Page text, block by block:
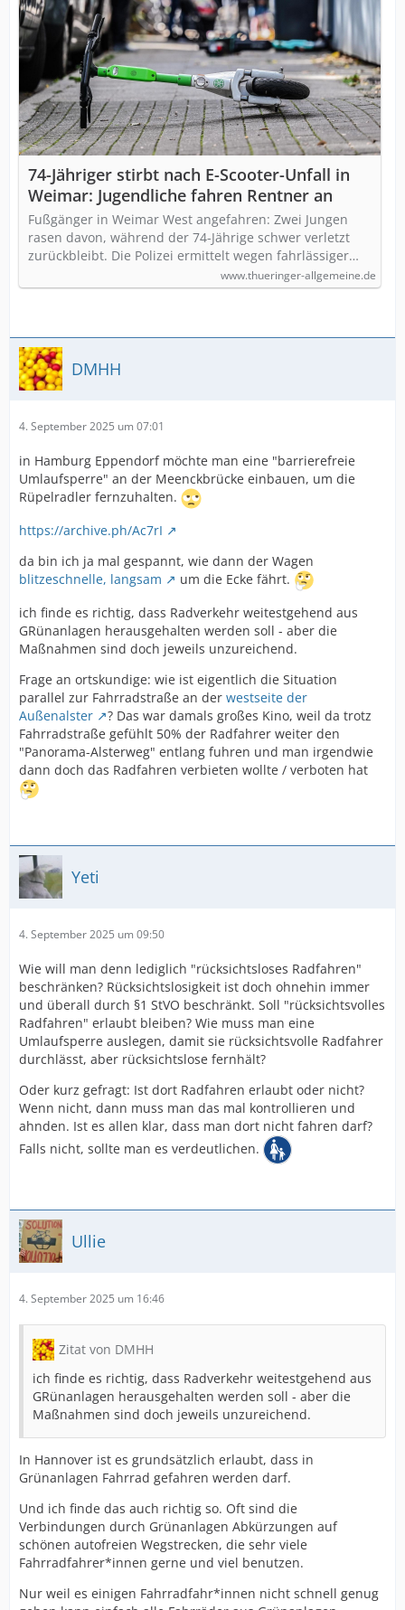
74-Jähriger stirbt nach E-Scooter-Unfall in
Weimar: Jugendliche fahren Rentner an
Fußgänger in Weimar West angefahren: Zwei Jungen
rasen davon, während der 74-Jährige schwer verletzt
zurückbleibt. Die Polizei ermittelt wegen fahrlässiger…
www.thueringer-allgemeine.de
DMHH
4. September 2025 um 07:01
in Hamburg Eppendorf möchte man eine "barrierefreie
Umlaufsperre" an der Meenckbrücke einbauen, um die
Rüpelradler fernzuhalten.
https://archive.ph/Ac7rI
da bin ich ja mal gespannt, wie dann der Wagen
blitzeschnelle, langsam
um die Ecke fährt.
ich finde es richtig, dass Radverkehr weitestgehend aus
GRünanlagen herausgehalten werden soll - aber die
Maßnahmen sind doch jeweils unzureichend.
Frage an ortskundige: wie ist eigentlich die Situation
parallel zur Fahrradstraße an der westseite der
Außenalster
? Das war damals großes Kino, weil da trotz
Fahrradstraße gefühlt 50% der Radfahrer weiter den
"Panorama-Alsterweg" entlang fuhren und man irgendwie
dann doch das Radfahren verbieten wollte / verboten hat
Yeti
4. September 2025 um 09:50
Wie will man denn lediglich "rücksichtsloses Radfahren"
beschränken? Rücksichtslosigkeit ist doch ohnehin immer
und überall durch §1 StVO beschränkt. Soll "rücksichtsvolles
Radfahren" erlaubt bleiben? Wie muss man eine
Umlaufsperre auslegen, damit sie rücksichtsvolle Radfahrer
durchlässt, aber rücksichtslose fernhält?
Oder kurz gefragt: Ist dort Radfahren erlaubt oder nicht?
Wenn nicht, dann muss man das mal kontrollieren und
ahnden. Ist es allen klar, dass man dort nicht fahren darf?
Falls nicht, sollte man es verdeutlichen.
Ullie
4. September 2025 um 16:46
Zitat von DMHH
ich finde es richtig, dass Radverkehr weitestgehend aus
GRünanlagen herausgehalten werden soll - aber die
Maßnahmen sind doch jeweils unzureichend.
In Hannover ist es grundsätzlich erlaubt, dass in
Grünanlagen Fahrrad gefahren werden darf.
Und ich finde das auch richtig so. Oft sind die
Verbindungen durch Grünanlagen Abkürzungen auf
schönen autofreien Wegstrecken, die sehr viele
Fahrradfahrer*innen gerne und viel benutzen.
Nur weil es einigen Fahrradfahr*innen nicht schnell genug